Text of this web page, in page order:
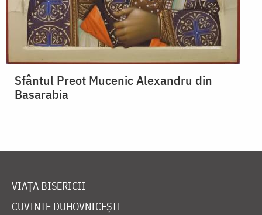
Sfântul Preot Mucenic Alexandru din
Basarabia
VIAȚA BISERICII
CUVINTE DUHOVNICEȘTI